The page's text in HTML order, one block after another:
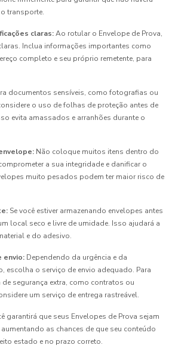
transporte.
claras:Ao rotular o Envelope de Prova,
Inclua informações importantes como
completo e seu próprio remetente, para
documentos sensíveis, como fotografias ou
o uso de folhas de proteção antes de
evita amassados e arranhões durante o
Não coloque muitos itens dentro do
a sua integridade e danificar o
muito pesados podem ter maior risco de
Se você estiver armazenando envelopes antes
local seco e livre de umidade. Isso ajudará a
e do adesivo.
envio: Dependendo da urgência e da
escolha o serviço de envio adequado. Para
segurança extra, como contratos ou
um serviço de entrega rastreável.
garantirá que seus Envelopes de Prova sejam
as chances de que seu conteúdo
estado e no prazo correto.